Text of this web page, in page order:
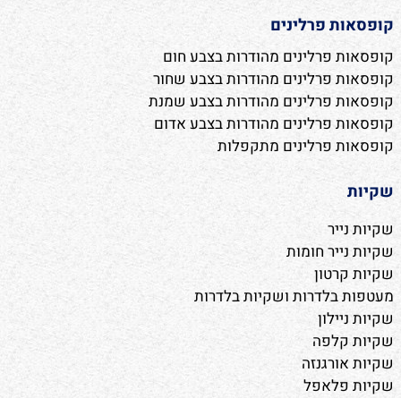
קופסאות פרלינים
קופסאות פרלינים מהודרות בצבע חום
קופסאות פרלינים מהודרות בצבע שחור
קופסאות פרלינים מהודרות בצבע שמנת
קופסאות פרלינים מהודרות בצבע אדום
קופסאות פרלינים מתקפלות
שקיות
שקיות נייר
שקיות נייר חומות
שקיות קרטון
מעטפות בלדרות ושקיות בלדרות
שקיות ניילון
שקיות קלפה
שקיות אורגנזה
שקיות פלאפל